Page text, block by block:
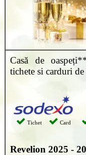
Casă de
tichete si carduri de
Tichet Card
Revelion 2025 -